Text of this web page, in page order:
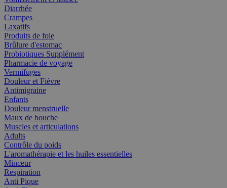
Diarrhée
Crampes
Laxatifs
Produits de foie
Brûlure d'estomac
Probiotiques Supplément
Pharmacie de voyage
Vermifuges
Douleur et Fièvre
Antimigraine
Enfants
Douleur menstruelle
Maux de bouche
Muscles et articulations
Adults
Contrôle du poids
L'aromathérapie et les huiles essentielles
Minceur
Respiration
Anti Pique